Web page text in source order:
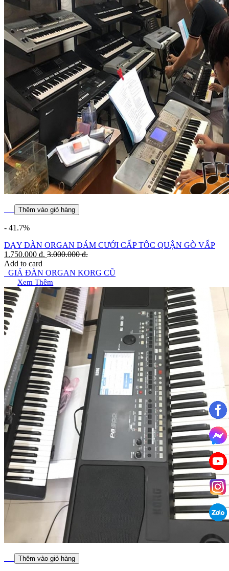
Thêm vào giỏ hàng
- 41.7%
DẠY ĐÀN ORGAN ĐÁM CƯỚI CẤP TÔC QUẬN GÒ VẤP
1.750.000 đ. 3.000.000đ.
Add to card
GIÁ ĐÀN ORGAN KORG CŨ
Xem Thêm
Thêm vào giỏ hàng